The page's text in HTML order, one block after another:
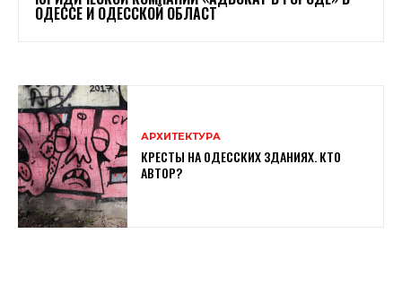
ОДЕССЕ И ОДЕССКОЙ ОБЛАСТ
АРХИТЕКТУРА
КРЕСТЫ НА ОДЕССКИХ ЗДАНИЯХ. КТО
АВТОР?